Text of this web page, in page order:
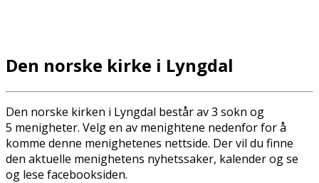
Den norske kirke i Lyngdal
Den norske kirken i Lyngdal består av 3 sokn og
5 menigheter. Velg en av menightene nedenfor for å
komme denne menighetenes nettside. Der vil du finne
den aktuelle menighetens nyhetssaker, kalender og se
og lese facebooksiden.